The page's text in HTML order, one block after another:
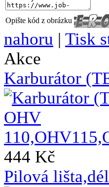
Opište kód z obrázku
nahoru | Tisk
Akce
Karburátor
444 Kč
Pilová